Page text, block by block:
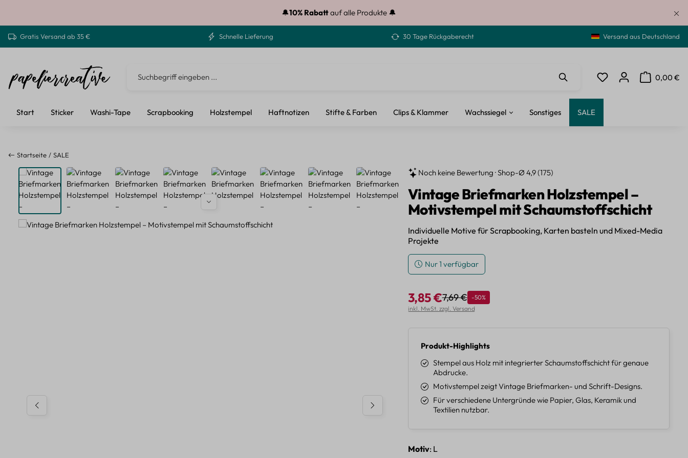
🔔10% Rabattauf alle Produkte 🔔
Gratis Versand ab 35 € Schnelle Lieferung 30 Tage Rückgaberecht Versand aus Deutschland
Du hast 0 Produkte auf
0,00 €
Warenkorb
Start Sticker Washi-Tape Scrapbooking Holzstempel Haftnotizen Stifte & Farben Clips & Klammer Wachssiegel Sonstiges SALE
Startseite SALE
Bildergalerie überspringen Noch keine Bewertung · Shop-Ø 4,9 (175)
Vintage Briefmarken Holzstempel –
Motivstempel mit Schaumstoffschicht
Individuelle Motive für Scrapbooking, Karten basteln und Mixed-Media
Projekte
Nur 1 verfügbar
Verkaufspreis:
3,85 €Regulärer Preis:
7,69 € Rabatt
-50%
inkl. MwSt. zzgl. Versand
Produkt-Highlights
Stempel aus Holz mit integrierter Schaumstoffschicht für genaue
Abdrucke.
Motivstempel zeigt Vintage Briefmarken- und Schrift-Designs.
Für verschiedene Untergründe wie Papier, Glas, Keramik und
Textilien nutzbar.
Motivauswählen
: L